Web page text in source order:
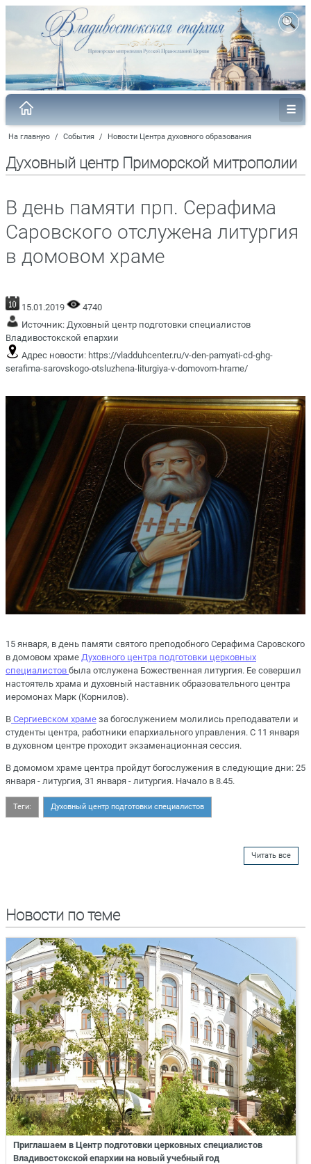
На главную / События / Новости Центра духовного образования
Духовный центр Приморской митрополии
В день памяти прп. Серафима
Саровского отслужена литургия
в домовом храме
15.01.2019
4740
Источник: Духовный центр подготовки специалистов
Владивостокской епархии
Адрес новости: https://vladduhcenter.ru/v-den-pamyati-cd-ghg-
serafima-sarovskogo-otsluzhena-liturgiya-v-domovom-hrame/
15 января, в день памяти святого преподобного Серафима Саровского
в домовом храме Духовного центра подготовки церковных
специалистов была отслужена Божественная литургия. Ее совершил
настоятель храма и духовный наставник образовательного центра
иеромонах Марк (Корнилов).
В Сергиевском храме за богослужением молились преподаватели и
студенты центра, работники епархиального управления. С 11 января
в духовном центре проходит экзаменационная сессия.
В домомом храме центра пройдут богослужения в следующие дни: 25
января - литургия, 31 января - литургия. Начало в 8.45.
Теги: Духовный центр подготовки специалистов
Читать все
Новости по теме
Приглашаем в Центр подготовки церковных специалистов
Владивостокской епархии на новый учебный год